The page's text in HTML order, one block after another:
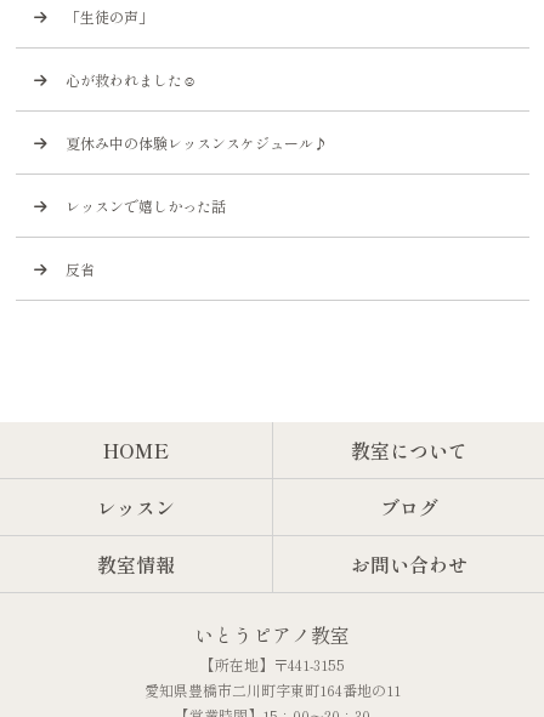
「生徒の声」
心が救われました☺️
夏休み中の体験レッスンスケジュール♪
レッスンで嬉しかった話
反省
HOME
教室について
レッスン
ブログ
教室情報
お問い合わせ
いとうピアノ教室
【所在地】〒441-3155
愛知県豊橋市二川町字東町164番地の11